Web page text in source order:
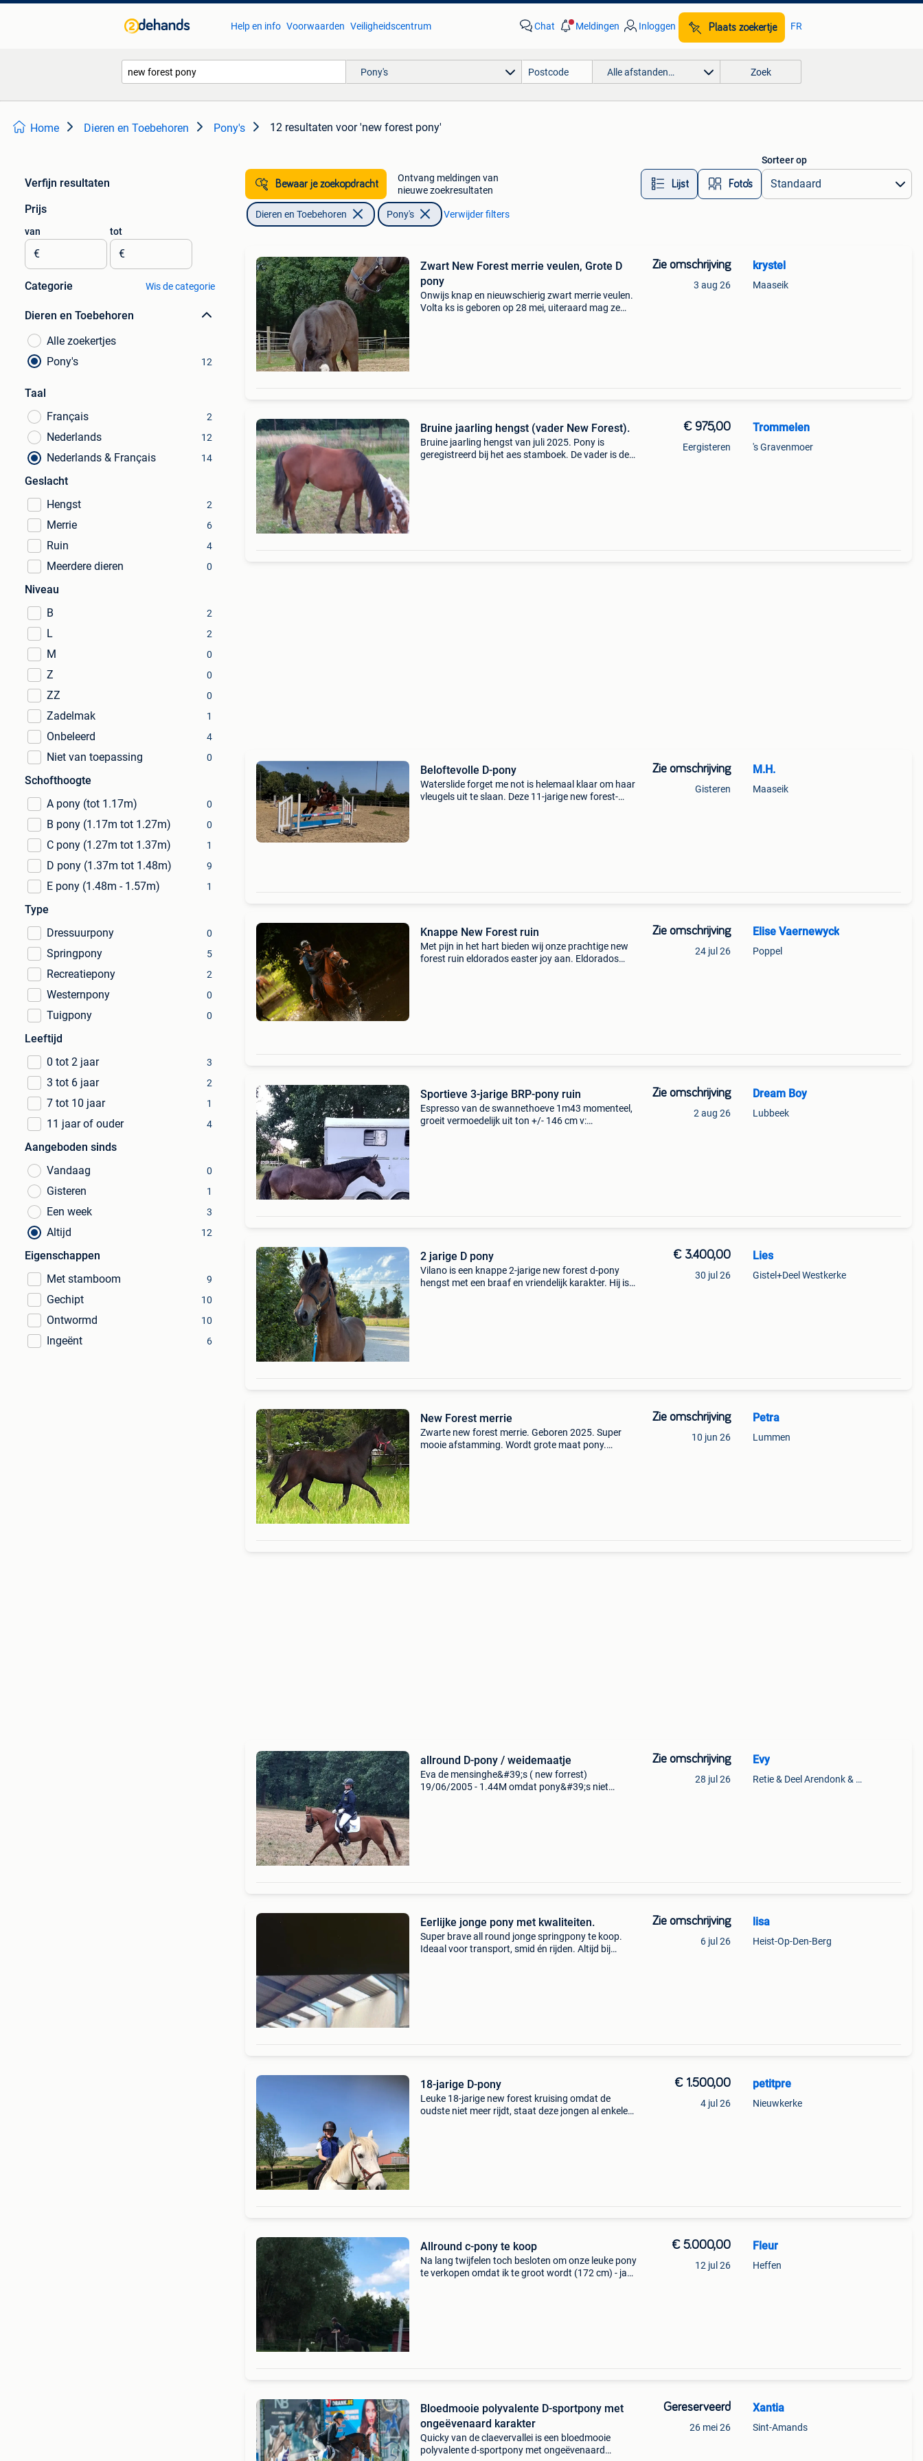
Help en info Voorwaarden Veiligheidscentrum Chat Meldingen Inloggen Plaats zoekertje FR
Pony's Alle afstanden… Zoek
Home Dieren en Toebehoren Pony's 12 resultaten voor 'new forest pony'
Verfijn resultaten
Prijs
van
€
tot
€
Categorie Wis de categorie
Dieren en Toebehoren
Alle zoekertjes
Pony's
12
Taal
Français
2
Nederlands 12
Nederlands & Français 14
Geslacht
Hengst
2
Merrie 6
Ruin 4
Meerdere dieren 0
Niveau
B
2
L 2
M 0
Z 0
ZZ 0
Zadelmak 1
Onbeleerd 4
Niet van toepassing 0
Schofthoogte
A pony (tot 1.17m)
0
B pony (1.17m tot 1.27m) 0
C pony (1.27m tot 1.37m) 1
D pony (1.37m tot 1.48m) 9
E pony (1.48m - 1.57m) 1
Type
Dressuurpony
0
Springpony 5
Recreatiepony 2
Westernpony 0
Tuigpony 0
Leeftijd
0 tot 2 jaar
3
3 tot 6 jaar 2
7 tot 10 jaar 1
11 jaar of ouder 4
Aangeboden sinds
Vandaag
0
Gisteren 1
Een week 3
Altijd 12
Eigenschappen
Met stamboom
9
Gechipt 10
Ontwormd 10
Ingeënt 6
Bewaar je zoekopdracht
Ontvang meldingen van
nieuwe zoekresultaten
Lijst Foto’s
Sorteer op
Dieren en Toebehoren Pony's Verwijder filters
Zwart New Forest merrie veulen, Grote D
pony
Onwijs knap en nieuwschierig zwart merrie veulen.
Volta ks is geboren op 28 mei, uiteraard mag ze
Zie omschrijving
3 aug 26
krystel
Maaseik
Bruine jaarling hengst (vader New Forest).
Bruine jaarling hengst van juli 2025. Pony is
geregistreerd bij het aes stamboek. De vader is de
€ 975,00
Eergisteren
Trommelen
's Gravenmoer
Beloftevolle D-pony
Waterslide forget me not is helemaal klaar om haar
vleugels uit te slaan. Deze 11-jarige new forest-
Zie omschrijving
Gisteren
M.H.
Maaseik
Knappe New Forest ruin
Met pijn in het hart bieden wij onze prachtige new
forest ruin eldorados easter joy aan. Eldorados
Zie omschrijving
24 jul 26
Elise Vaernewyck
Poppel
Sportieve 3-jarige BRP-pony ruin
Espresso van de swannethoeve 1m43 momenteel,
groeit vermoedelijk uit ton +/- 146 cm v:
Zie omschrijving
2 aug 26
Dream Boy
Lubbeek
2 jarige D pony
Vilano is een knappe 2-jarige new forest d-pony
hengst met een braaf en vriendelijk karakter. Hij is
€ 3.400,00
30 jul 26
Lies
Gistel+Deel Westkerke
New Forest merrie
Zwarte new forest merrie. Geboren 2025. Super
mooie afstamming. Wordt grote maat pony.
Zie omschrijving
10 jun 26
Petra
Lummen
allround D-pony / weidemaatje
Eva de mensinghe&#39;s ( new forrest)
19/06/2005 - 1.44M omdat pony&#39;s niet
Zie omschrijving
28 jul 26
Evy
Retie & Deel Arendonk & Oud-Turnhout
Eerlijke jonge pony met kwaliteiten.
Super brave all round jonge springpony te koop.
Ideaal voor transport, smid én rijden. Altijd bij
Zie omschrijving
6 jul 26
lisa
Heist-Op-Den-Berg
18-jarige D-pony
Leuke 18-jarige new forest kruising omdat de
oudste niet meer rijdt, staat deze jongen al enkele
€ 1.500,00
4 jul 26
petitpre
Nieuwkerke
Allround c-pony te koop
Na lang twijfelen toch besloten om onze leuke pony
te verkopen omdat ik te groot wordt (172 cm) - jana
€ 5.000,00
12 jul 26
Fleur
Heffen
Bloedmooie polyvalente D-sportpony met
ongeëvenaard karakter
Quicky van de claevervallei is een bloedmooie
polyvalente d-sportpony met ongeëvenaard
Gereserveerd
26 mei 26
Xantia
Sint-Amands